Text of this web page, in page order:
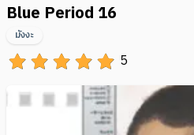
Blue Period 16
5
มังงะ